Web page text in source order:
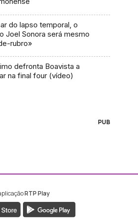
do lapso temporal, o
Joel Sonora será mesmo
rubro»
defronta Boavista a
na final four (vídeo)
PUB
Madeira
RTP Play